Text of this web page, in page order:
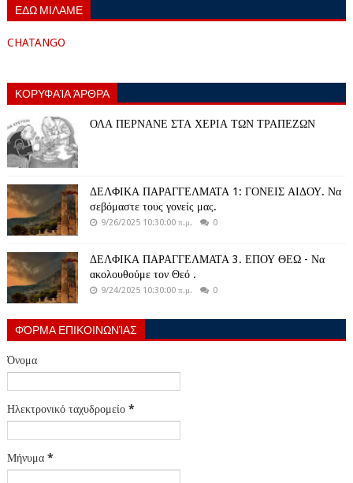
ΕΔΩ ΜΙΛΑΜΕ
CHATANGO
ΚΟΡΥΦΑΊΑ ΆΡΘΡΑ
ΟΛΑ ΠΕΡΝΑΝΕ ΣΤΑ ΧΕΡΙΑ ΤΩΝ ΤΡΑΠΕΖΩΝ
ΔΕΛΦΙΚΑ ΠΑΡΑΓΓΕΛΜΑΤΑ 1: ΓΟΝΕΙΣ ΑΙΔΟΥ. Να
σεβόμαστε τους γονείς μας.
9/26/2025 10:30:00 π.μ. 0
ΔΕΛΦΙΚΑ ΠΑΡΑΓΓΕΛΜΑΤΑ 3. ΕΠΟΥ ΘΕΩ - Να
ακολουθούμε τον Θεό .
9/24/2025 10:30:00 π.μ. 0
ΦΌΡΜΑ ΕΠΙΚΟΙΝΩΝΊΑΣ
Όνομα
Ηλεκτρονικό ταχυδρομείο *
Μήνυμα *